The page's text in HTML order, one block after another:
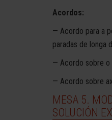
Acordos:
— Acordo para a
paradas de longa
— Acordo sobre o
— Acordo sobre
MESA 5.
SOLUCIÓN